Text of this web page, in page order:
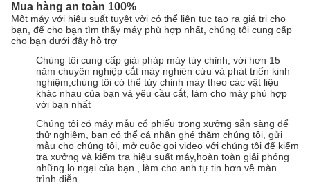
Mua hàng an toàn 100%
Một máy với hiệu suất tuyệt vời có thể liên tục tạo ra giá trị cho
bạn, để cho bạn tìm thấy máy phù hợp nhất, chúng tôi cung cấp
cho bạn dưới đây hỗ trợ
Chúng tôi cung cấp giải pháp máy tùy chỉnh, với hơn 15
năm chuyên nghiệp cắt máy nghiên cứu và phát triển kinh
nghiệm,chúng tôi có thể tùy chỉnh máy theo các vật liệu
khác nhau của bạn và yêu cầu cắt, làm cho máy phù hợp
với bạn nhất
Chúng tôi có máy mẫu cổ phiếu trong xưởng sẵn sàng để
thử nghiệm, bạn có thể cá nhân ghé thăm chúng tôi, gửi
mẫu cho chúng tôi, mở cuộc gọi video với chúng tôi để kiểm
tra xưởng và kiểm tra hiệu suất máy,hoàn toàn giải phóng
những lo ngại của bạn , làm cho anh tự tin hơn về màn
trình diễn